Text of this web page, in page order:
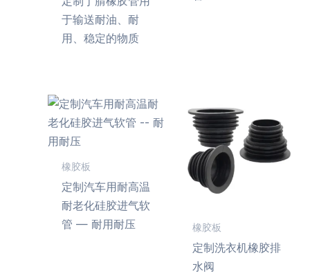
于输送耐油、耐
用、稳定的物质
橡胶板
定制汽车用耐高温
耐老化硅胶进气软
管 — 耐用耐压
橡胶板
定制洗衣机橡胶排
水阀